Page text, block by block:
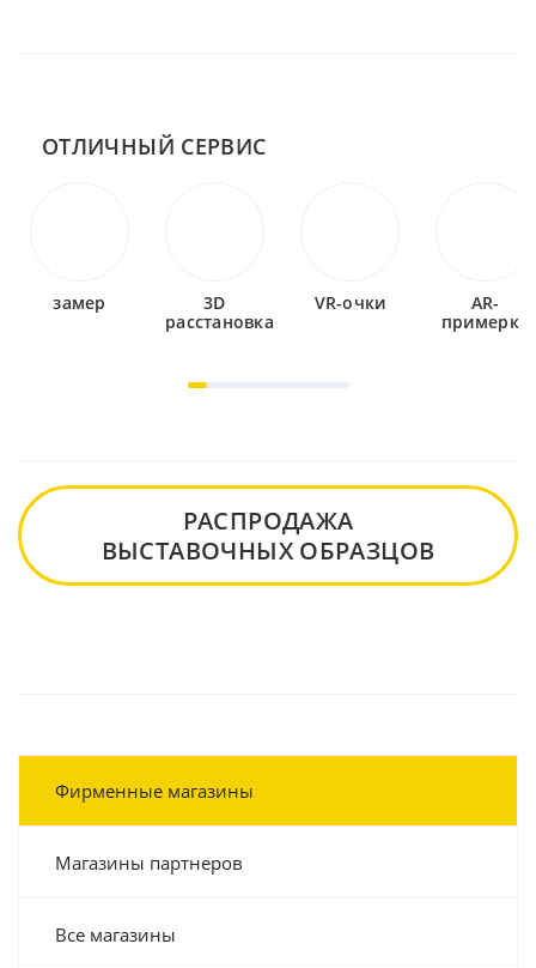
ОТЛИЧНЫЙ СЕРВИС
замер
3D
расстановка
VR-очки
AR-
примерка
РАСПРОДАЖА
ВЫСТАВОЧНЫХ ОБРАЗЦОВ
Фирменные магазины
Магазины партнеров
Все магазины